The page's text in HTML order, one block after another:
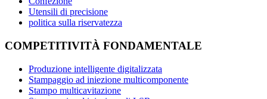
Utensili di precisione
politica sulla riservatezza
COMPETITIVITÀ FONDAMENTALE
Produzione intelligente digitalizzata
Stampaggio ad iniezione multicomponente
Stampo multicavitazione